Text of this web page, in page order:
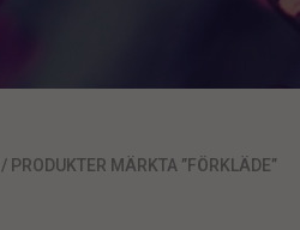
/ PRODUKTER MÄRKTA ”FÖRKLÄDE”